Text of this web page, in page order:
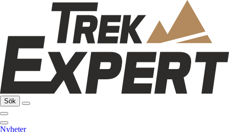
Sök
Nyheter